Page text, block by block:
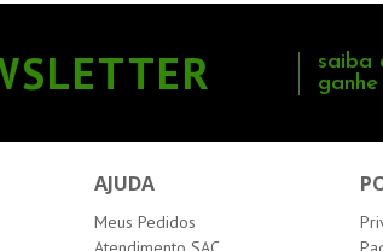
saiba
AJUDA
Meus Pedidos